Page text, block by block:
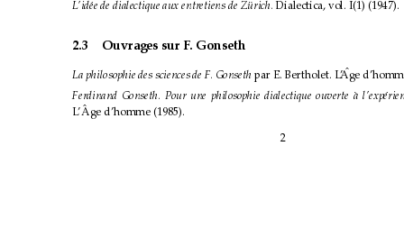
L’id´ee de dialectique aux entretiens de Z¨
urich. Dialectica, vol. I(1) (1947).
2.3 Ouvrages sur F. Gonseth
La philosophie des sciences de F. Gonseth par E. Bertholet. L’ ˆ
Age
Ferdinand Gonseth. Pour une philosophie dialectique ouverte `
a l’exp´
L’ ˆ
Age d’homme (1985).
2